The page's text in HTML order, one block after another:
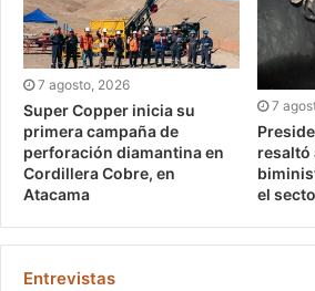
7 agosto, 2026
Super Copper inicia su
primera campaña de
perforación diamantina en
Cordillera Cobre, en
Atacama
7
resaltó
el
Entrevistas